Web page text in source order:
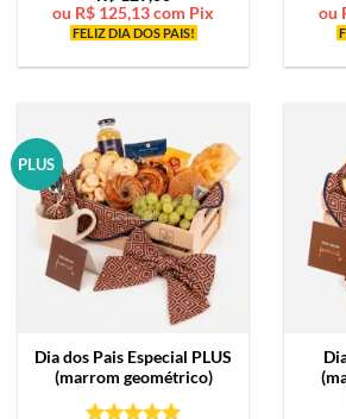
de 5
ou R$ 125,13com Pix
FELIZ DIA DOS PAIS!
ou
PLUS
Dia dos Pais Especial PLUS
(marrom geométrico)